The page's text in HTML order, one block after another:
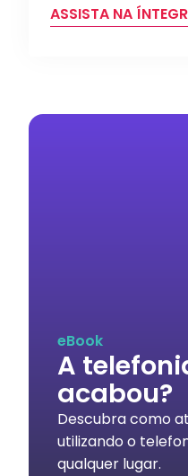
ASSISTA NA
eBook
A
acabou?
Descubra como
utilizando o
qualquer lugar.